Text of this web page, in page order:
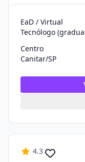
EaD / Virtual
Tecnólogo
Centro
Canitar/SP
4.3